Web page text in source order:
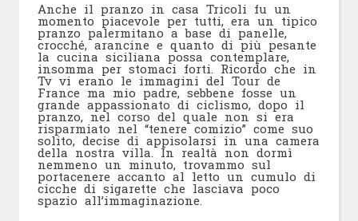
Anche il pranzo in casa Tricoli fu un
momento piacevole per tutti, era un tipico
pranzo palermitano a base di panelle,
crocché, arancine e quanto di più pesante
la cucina siciliana possa contemplare,
insomma per stomaci forti. Ricordo che in
Tv vi erano le immagini del Tour de
France ma mio padre, sebbene fosse un
grande appassionato di ciclismo, dopo il
pranzo, nel corso del quale non si era
risparmiato nel “tenere comizio” come suo
solito, decise di appisolarsi in una camera
della nostra villa. In realtà non dormì
nemmeno un minuto, trovammo sul
portacenere accanto al letto un cumulo di
cicche di sigarette che lasciava poco
spazio all’immaginazione.